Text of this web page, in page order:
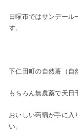
日曜市ではサンデール
す。
下仁田町の自然薯（自
もちろん無農薬で天日
おいしい蒟蒻が手に入
い。